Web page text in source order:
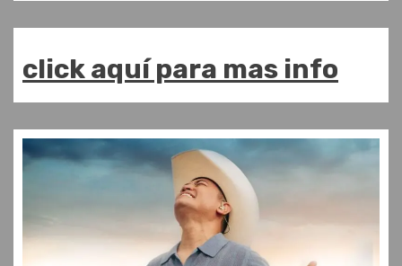
click aquí para mas info